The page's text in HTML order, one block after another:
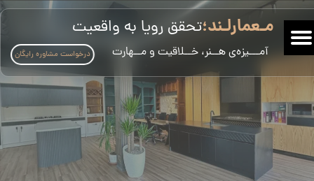
​آمـــیزه‌ی هــنر، خــلاقیت و مــهارت
مـعمارلـند؛تحقق رویا به واقعیت
درخواست مشاوره رایگان